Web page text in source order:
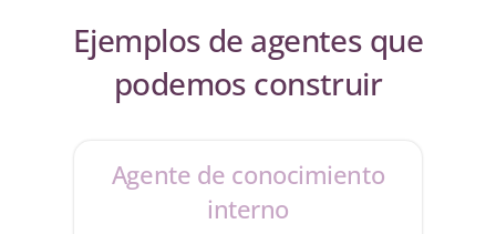
Ejemplos de agentes que
podemos construir
Agente de conocimiento
interno